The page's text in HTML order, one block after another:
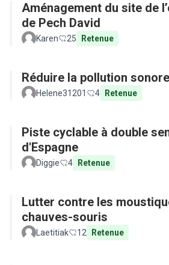
Aménagement du site de
de Pech David
Karen 25 Retenue
Réduire la pollution sonore
Helene31201 4 Retenue
Piste cyclable à double
d'Espagne
Diggie 4 Retenue
Lutter contre les
chauves-souris
Laetitiak 12 Retenue